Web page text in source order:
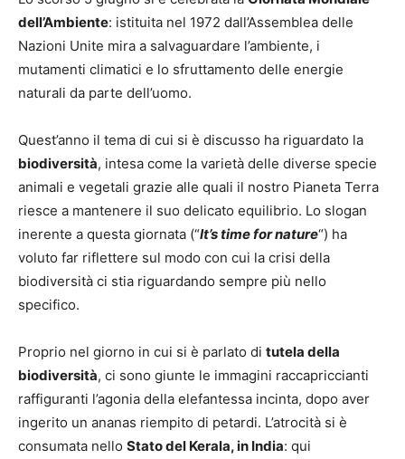
dell’Ambiente: istituita nel 1972 dall’Assemblea delle
Nazioni Unite mira a salvaguardare l’ambiente, i
mutamenti climatici e lo sfruttamento delle energie
naturali da parte dell’uomo.
Quest’anno il tema di cui si è discusso ha riguardato la
biodiversità, intesa come la varietà delle diverse specie
animali e vegetali grazie alle quali il nostro Pianeta Terra
riesce a mantenere il suo delicato equilibrio. Lo slogan
inerente a questa giornata (“It’s time for nature“) ha
voluto far riflettere sul modo con cui la crisi della
biodiversità ci stia riguardando sempre più nello
specifico.
Proprio nel giorno in cui si è parlato di tutela della
biodiversità, ci sono giunte le immagini raccapriccianti
raffiguranti l’agonia della elefantessa incinta, dopo aver
ingerito un ananas riempito di petardi. L’atrocità si è
consumata nello Stato del Kerala, in India: qui